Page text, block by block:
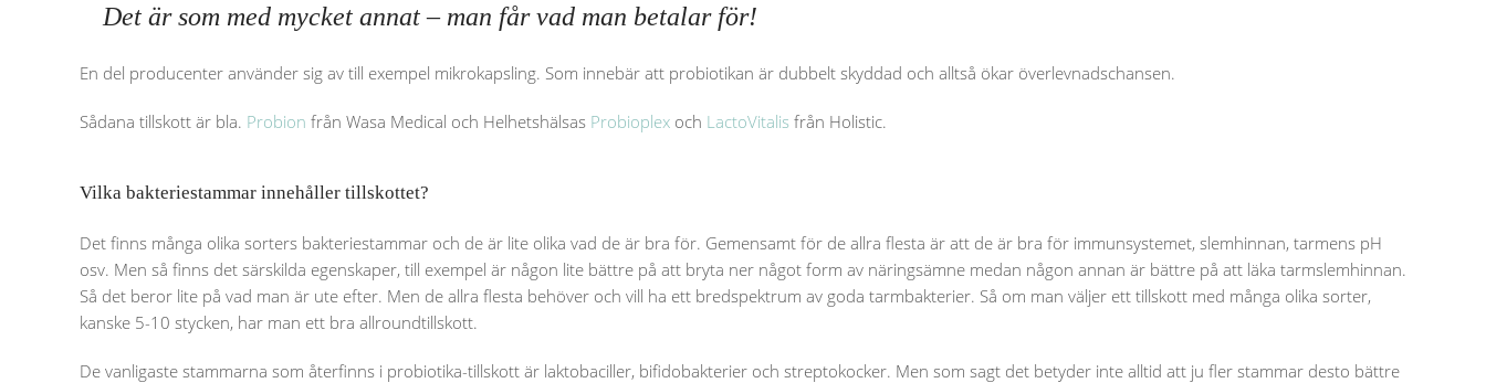
Det är som med mycket annat – man får vad man betalar för!
En del producenter använder sig av till exempel mikrokapsling. Som innebär att probiotikan är dubbelt skyddad och alltså ökar överlevnadschansen.
Sådana tillskott är bla. Probion från Wasa Medical och Helhetshälsas Probioplex och LactoVitalis från Holistic.
Vilka bakteriestammar innehåller tillskottet?
Det finns många olika sorters bakteriestammar och de är lite olika vad de är bra för. Gemensamt för de allra flesta är att de är bra för immunsystemet, slemhinnan, tarmens pH
osv. Men så finns det särskilda egenskaper, till exempel är någon lite bättre på att bryta ner något form av näringsämne medan någon annan är bättre på att läka tarmslemhinnan.
Så det beror lite på vad man är ute efter. Men de allra flesta behöver och vill ha ett bredspektrum av goda tarmbakterier. Så om man väljer ett tillskott med många olika sorter,
kanske 5-10 stycken, har man ett bra allroundtillskott.
De vanligaste stammarna som återfinns i probiotika-tillskott är laktobaciller, bifidobakterier och streptokocker. Men som sagt det betyder inte alltid att ju fler stammar desto bättre